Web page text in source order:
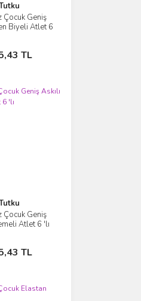
Çocuk Geniş
Biyeli Atlet 6
TL
İncele
Ekle
Çocuk Geniş
Atlet 6 'lı
TL
İncele
Ekle